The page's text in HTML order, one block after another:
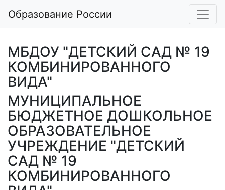
Образование России
МБДОУ "ДЕТСКИЙ САД № 19
КОМБИНИРОВАННОГО
ВИДА"
МУНИЦИПАЛЬНОЕ
БЮДЖЕТНОЕ ДОШКОЛЬНОЕ
ОБРАЗОВАТЕЛЬНОЕ
УЧРЕЖДЕНИЕ "ДЕТСКИЙ
САД № 19
КОМБИНИРОВАННОГО